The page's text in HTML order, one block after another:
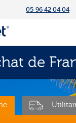
05 96 42 04 04
de